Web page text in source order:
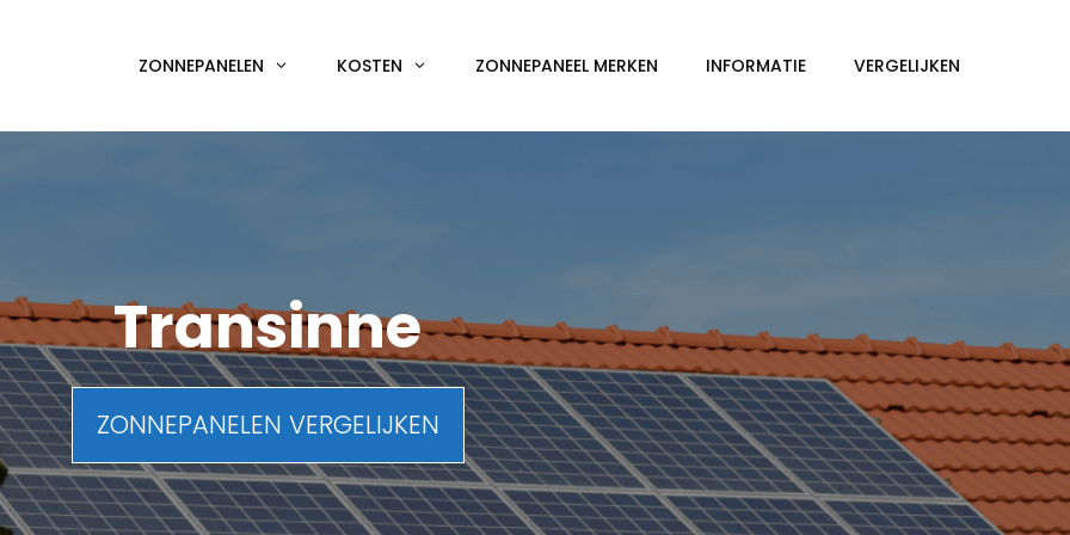
ZONNEPANELEN KOSTEN ZONNEPANEEL MERKEN INFORMATIE VERGELIJKEN
Transinne
ZONNEPANELEN VERGELIJKEN